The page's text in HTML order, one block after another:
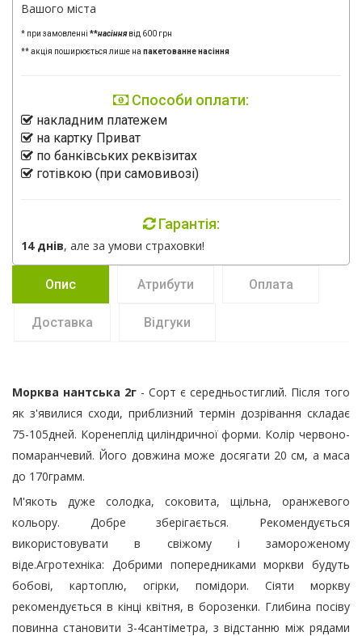
Вашого міста
* при замовленні **насіннявід 600 грн
** акція поширюється лише на пакетованне насіння
Способи оплати:
накладним платежем
на картку Приват
по банківських реквізитах
готівкою (при самовивозі)
Гарантія:
14 днів, але за умови страховки!
Опис Атрибути Оплата
Доставка Відгуки
Морква нантська 2г - Сорт є середньостиглий. Після того
як з'явилися сходи, приблизний термін дозрівання складає
75-105дней. Коренеплід циліндричної форми. Колір червоно-
помаранчевий. Його довжина може досягати 20 см, а маса
до 170грамм.
М'якоть дуже солодка, соковита, щільна, оранжевого
кольору. Добре зберігається. Рекомендується
використовувати в свіжому і замороженому
віде.Агротехніка: Добрими попередниками моркви будуть
бобові, картоплю, огірки, помідори. Сіяти моркву
рекомендується в кінці квітня, в борозенки. Глибина посіву
повинна становити 3-4сантіметра, з відстанню між рядами